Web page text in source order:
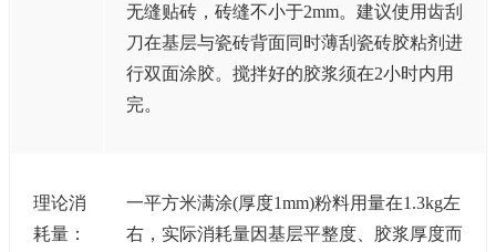
无缝贴砖，砖缝不小于2mm。建议使用齿刮
刀在基层与瓷砖背面同时薄刮瓷砖胶粘剂进
行双面涂胶。搅拌好的胶浆须在2小时内用
完。
理论消
耗量：
一平方米满涂(厚度1mm)粉料用量在1.3kg左
右，实际消耗量因基层平整度、胶浆厚度而